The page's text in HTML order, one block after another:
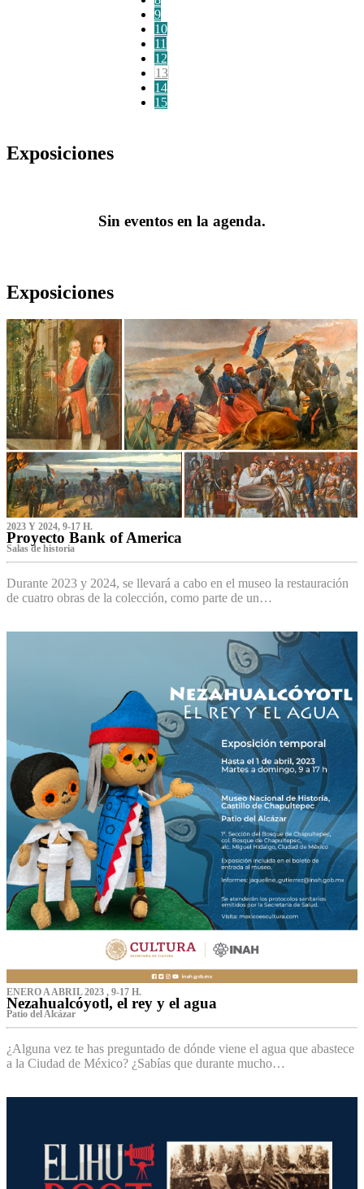
9
10
11
12
13
14
15
Exposiciones
Sin eventos en la agenda.
Exposiciones
2023 Y 2024, 9-17 H.
Proyecto Bank of America
S‌alas de historia
Durante 2023 y 2024, se llevará a cabo en el museo la restauración
de cuatro obras de la colección, como parte de un…
ENERO A ABRIL 2023 , 9-17 H.
Nezahualcóyotl, el rey y el agua
Patio del Alcázar
¿Alguna vez te has preguntado de dónde viene el agua que abastece
a la Ciudad de México? ¿Sabías que durante mucho…